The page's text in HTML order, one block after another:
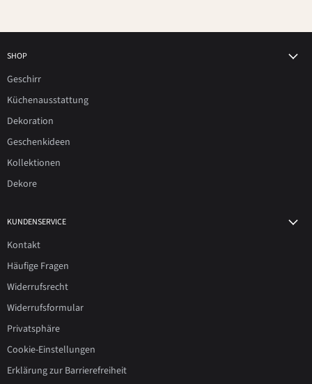
SHOP
Geschirr
Küchenausstattung
Dekoration
Geschenkideen
Kollektionen
Dekore
KUNDENSERVICE
Kontakt
Häufige Fragen
Widerrufsrecht
Widerrufsformular
Privatsphäre
Cookie-Einstellungen
Erklärung zur Barrierefreiheit